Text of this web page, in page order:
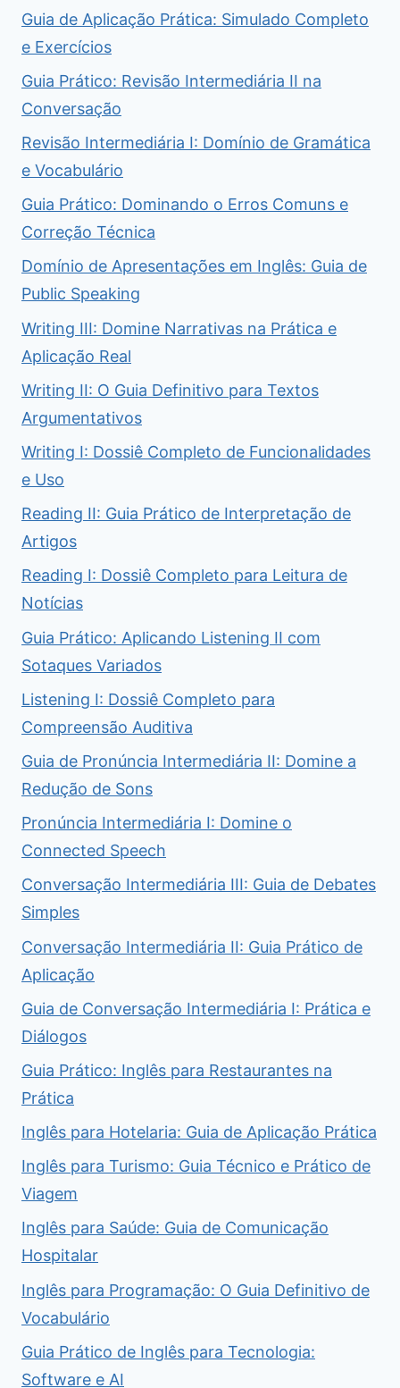
Guia de Aplicação Prática: Simulado Completo
e Exercícios
Guia Prático: Revisão Intermediária II na
Conversação
Revisão Intermediária I: Domínio de Gramática
e Vocabulário
Guia Prático: Dominando o Erros Comuns e
Correção Técnica
Domínio de Apresentações em Inglês: Guia de
Public Speaking
Writing III: Domine Narrativas na Prática e
Aplicação Real
Writing II: O Guia Definitivo para Textos
Argumentativos
Writing I: Dossiê Completo de Funcionalidades
e Uso
Reading II: Guia Prático de Interpretação de
Artigos
Reading I: Dossiê Completo para Leitura de
Notícias
Guia Prático: Aplicando Listening II com
Sotaques Variados
Listening I: Dossiê Completo para
Compreensão Auditiva
Guia de Pronúncia Intermediária II: Domine a
Redução de Sons
Pronúncia Intermediária I: Domine o
Connected Speech
Conversação Intermediária III: Guia de Debates
Simples
Conversação Intermediária II: Guia Prático de
Aplicação
Guia de Conversação Intermediária I: Prática e
Diálogos
Guia Prático: Inglês para Restaurantes na
Prática
Inglês para Hotelaria: Guia de Aplicação Prática
Inglês para Turismo: Guia Técnico e Prático de
Viagem
Inglês para Saúde: Guia de Comunicação
Hospitalar
Inglês para Programação: O Guia Definitivo de
Vocabulário
Guia Prático de Inglês para Tecnologia:
Software e AI